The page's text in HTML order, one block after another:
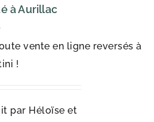
à Aurillac
vente en ligne reversés à
!
par Héloïse et